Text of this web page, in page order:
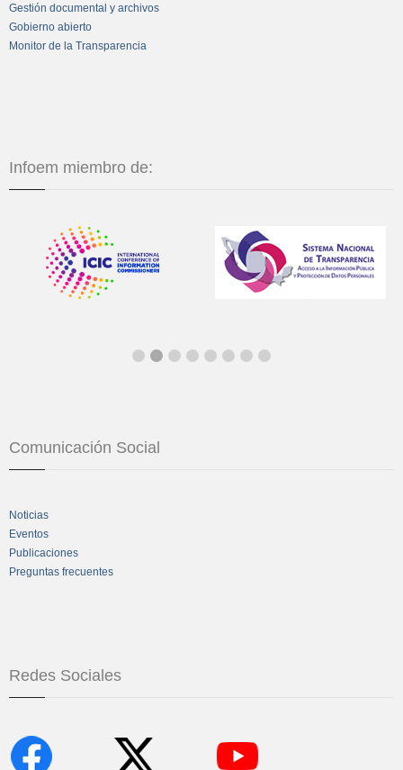
Gestión documental y archivos
Gobierno abierto
Monitor de la Transparencia
Infoem miembro de:
Comunicación Social
Noticias
Eventos
Publicaciones
Preguntas frecuentes
Redes Sociales